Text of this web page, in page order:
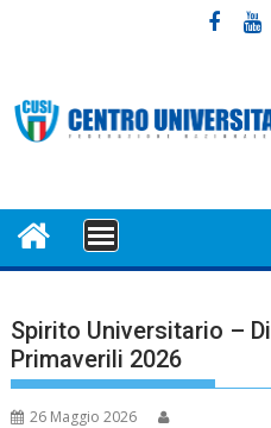
MENU
Spirito Universitario –
Primaverili 2026
26 Maggio 2026